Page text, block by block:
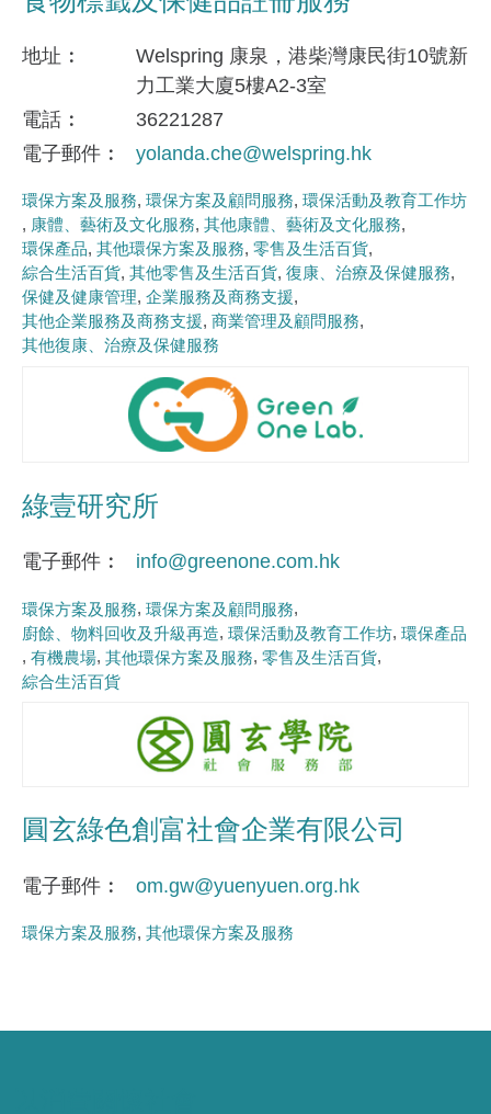
地址
Welspring 康泉，港柴灣康民街10號新
力工業大廈5樓A2-3室
電話
36221287
電子郵件
yolanda.che@welspring.hk
環保方案及服務 環保方案及顧問服務 環保活動及教育工作坊
康體、藝術及文化服務 其他康體、藝術及文化服務
環保產品 其他環保方案及服務 零售及生活百貨
綜合生活百貨 其他零售及生活百貨 復康、治療及保健服務
保健及健康管理 企業服務及商務支援
其他企業服務及商務支援 商業管理及顧問服務
其他復康、治療及保健服務
綠壹研究所
電子郵件 info@greenone.com.hk
環保方案及服務 環保方案及顧問服務
廚餘、物料回收及升級再造 環保活動及教育工作坊 環保產品
有機農場 其他環保方案及服務 零售及生活百貨
綜合生活百貨
圓玄綠色創富社會企業有限公司
電子郵件 om.gw@yuenyuen.org.hk
環保方案及服務 其他環保方案及服務